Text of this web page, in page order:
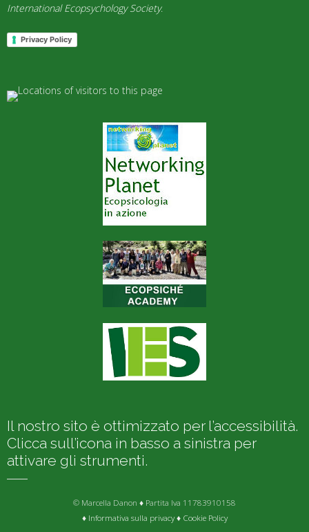
International Ecopsychology Society.
Privacy Policy
Il nostro sito è ottimizzato per l’accessibilità.
Clicca sull’icona in basso a sinistra per
attivare gli strumenti.
© Marcella Danon ♦ Partita Iva 11783910158
♦ Informativa sulla privacy♦ Cookie Policy